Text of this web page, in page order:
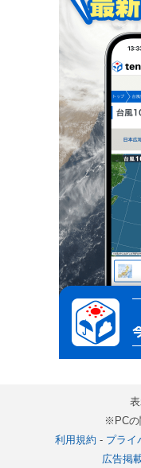
表
※PCの
利用規約 - プライ
広告掲